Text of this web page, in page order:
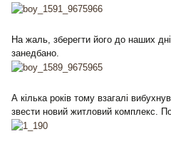
На жаль, зберегти його до наших
занедбано.
А кілька років тому взагалі
звести новий житловий комплекс.